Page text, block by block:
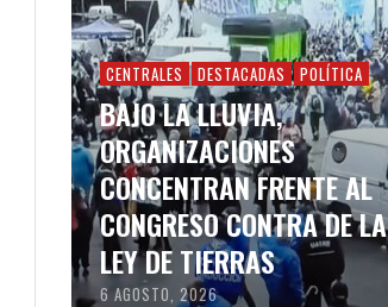
CENTRALES DESTACADAS POLÍTICA
BAJO LA LLUVIA,
ORGANIZACIONES
CONCENTRAN FRENTE AL
CONGRESO CONTRA DE LA
LEY DE TIERRAS
6 AGOSTO, 2026